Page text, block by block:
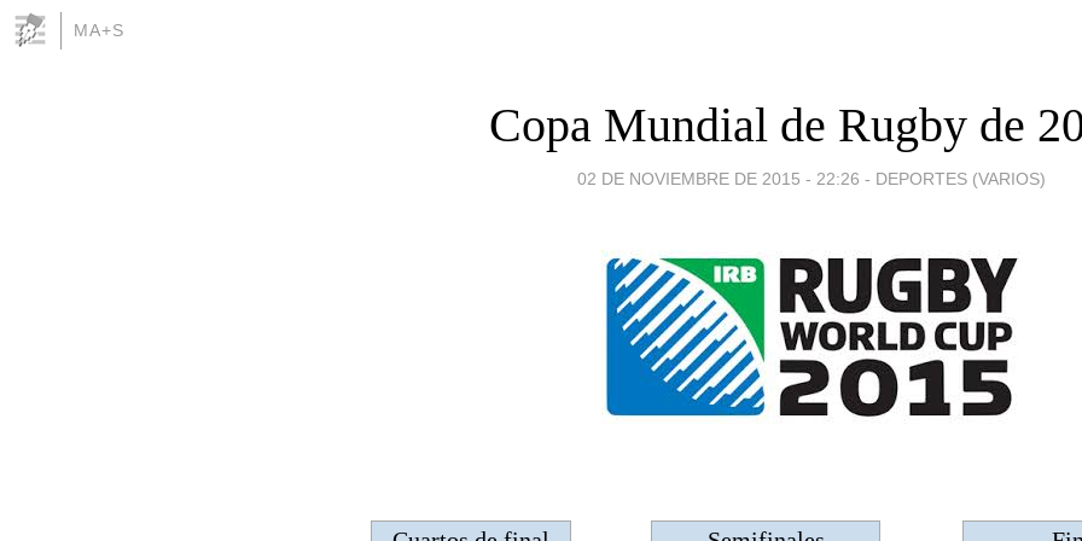
MA+S
Copa Mundial de Rugby de
02 DE NOVIEMBRE DE 2015 - 22:26 - DEPORTES (VARIOS)